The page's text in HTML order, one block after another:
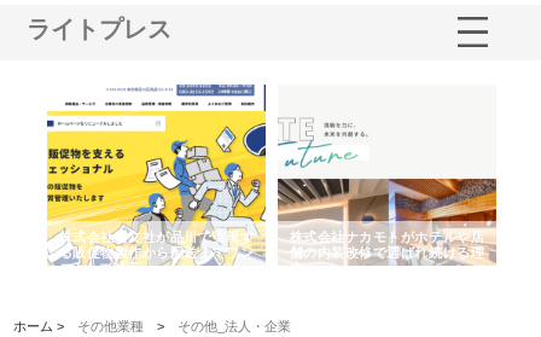
ライトプレス
株式会社耕文社が品川で実現す
る販促物製作から配送までワン
ストップ対応
株式会社ナカモトがホテルや店
舗の内装改修で選ばれ続ける理
由
ホーム > その他業種 > その他_法人・企業